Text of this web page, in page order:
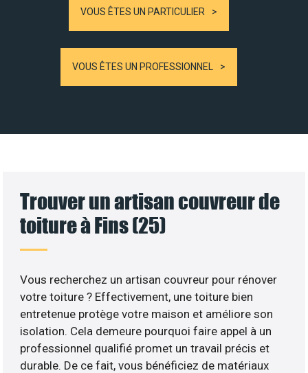
VOUS ÊTES UN PARTICULIER
VOUS ÊTES UN PROFESSIONNEL
Trouver un artisan couvreur de
toiture à Fins (25)
Vous recherchez un artisan couvreur pour rénover
votre toiture ? Effectivement, une toiture bien
entretenue protège votre maison et améliore son
isolation. Cela demeure pourquoi faire appel à un
professionnel qualifié promet un travail précis et
durable. De ce fait, vous bénéficiez de matériaux